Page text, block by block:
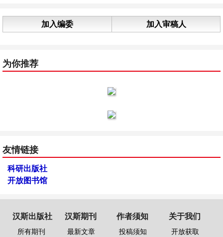
加入编委 加入审稿人
为你推荐
友情链接
科研出版社
开放图书馆
汉斯出版社
所有期刊
汉斯期刊
最新文章
作者须知
投稿须知
关于我们
开放获取